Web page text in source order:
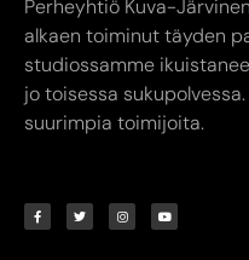
Perheyhtiö Kuva-
alkaen toiminut täyden
studiossamme
jo toisessa
suurimpia toimijoita.